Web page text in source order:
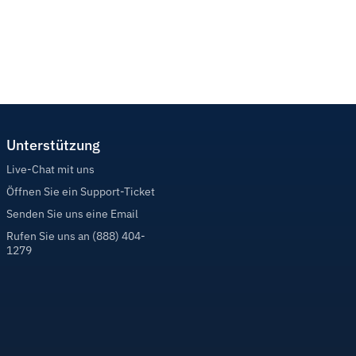
Unterstützung
Live-Chat mit uns
Öffnen Sie ein Support-Ticket
Senden Sie uns eine Email
Rufen Sie uns an (888) 404-
1279